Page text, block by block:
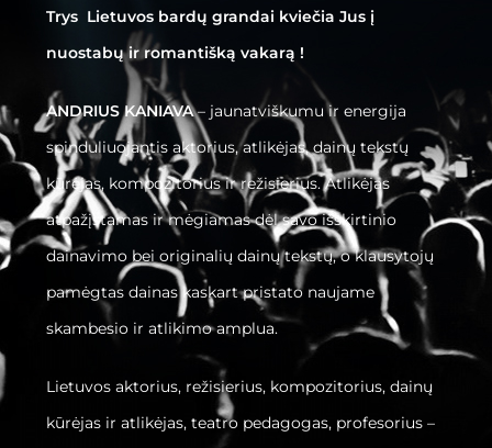
Trys Lietuvos bardų grandai kviečia Jus į
nuostabų ir romantišką vakarą !
ANDRIUS KANIAVA– jaunatviškumu ir energija
spinduliuojantis aktorius, atlikėjas, dainų tekstų
kūrėjas, kompozitorius ir režisierius. Atlikėjas
atpažįstamas ir mėgiamas dėl savo išskirtinio
dainavimo bei originalių dainų tekstų, o klausytojų
pamėgtas dainas kaskart pristato naujame
skambesio ir atlikimo amplua.
Lietuvos aktorius, režisierius, kompozitorius, dainų
kūrėjas ir atlikėjas, teatro pedagogas, profesorius –